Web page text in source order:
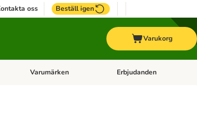
oss Beställ igen
Varukorg
Open category menu: Veterinärfoder
Varumärken Open category menu:
Erbjudanden